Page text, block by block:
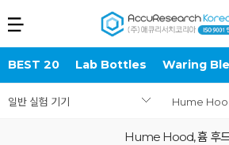
BEST 20 Lab Bottles Waring
일반 실험 기기 Hume
Hume Hood, 흄 후